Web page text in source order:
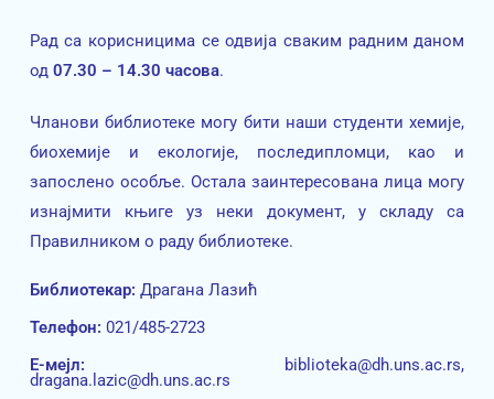
Рад са корисницима се одвија сваким радним даном
од 07.30 – 14.30 часова.
Чланови библиотеке могу бити наши студенти хемије,
биохемије и екологије, последипломци, као и
запослено особље. Остала заинтересована лица могу
изнајмити књиге уз неки документ, у складу са
Правилником о раду библиотеке.
Библиотекар: Драгана Лазић
Телефон: 021/485-2723
Е-мeјл:
biblioteka@dh.uns.ac.rs,
dragana.lazic@dh.uns.ac.rs